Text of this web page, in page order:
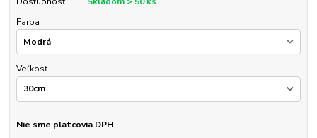
Farba
Veľkosť
Nie sme platcovia DPH